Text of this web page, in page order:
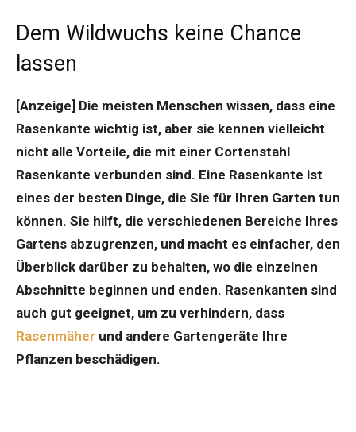
Dem Wildwuchs keine Chance
lassen
[Anzeige] Die meisten Menschen wissen, dass eine
Rasenkante wichtig ist, aber sie kennen vielleicht
nicht alle Vorteile, die mit einer Cortenstahl
Rasenkante verbunden sind. Eine Rasenkante ist
eines der besten Dinge, die Sie für Ihren Garten tun
können. Sie hilft, die verschiedenen Bereiche Ihres
Gartens abzugrenzen, und macht es einfacher, den
Überblick darüber zu behalten, wo die einzelnen
Abschnitte beginnen und enden. Rasenkanten sind
auch gut geeignet, um zu verhindern, dass
Rasenmäher und andere Gartengeräte Ihre
Pflanzen beschädigen.